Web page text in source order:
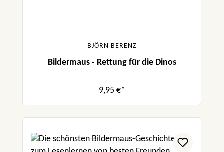
BJÖRN BERENZ
Bildermaus - Rettung für die Dinos
9,95 €*